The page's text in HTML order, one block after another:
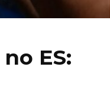
ES: